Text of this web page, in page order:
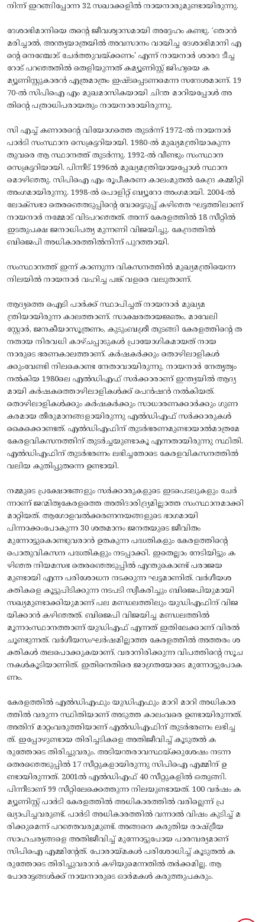
നിന്ന് ഇറങ്ങിപ്പോന്ന 32 സഖാക്കളിൽ നായനാരുമുണ്ടായിരുന്നു.
​​ദേശാഭിമാനിയെ തന്റെ ജീവശ്വാസമായി അദ്ദേഹം കണ്ടു. ‘ഞാൻ
മരിച്ചാൽ, അന്ത്യയാത്രയിൽ അവസാനം വായിച്ച ദേശാഭിമാനി എ
ന്റെ നെഞ്ചോട് ചേർത്തുവയ്ക്കണം' എന്ന് നായനാർ ശാരദ ടീച്ച
റോട് പറഞ്ഞതിൽ തെളിയുന്നത് കമ്യൂണിസ്റ്റ് ജിഹ്വയെ ക
മ്യൂണിസ്റ്റുകാരൻ എത്രമാത്രം ഇഷ്ടപ്പെടണമെന്ന സന്ദേശമാണ്. 19
70-ൽ സിപിഐ എം മുഖമാസികയായി ചിന്ത മാറിയപ്പോൾ അ
തിന്റെ പത്രാധിപരായതും നായനാരായിരുന്നു.
​സി എച്ച് കണാരന്റെ വിയോഗത്തെ തുടർന്ന് 1972-ൽ നായനാർ
പാർടി സംസ്ഥാന സെക്രട്ടറിയായി. 1980-ൽ മുഖ്യമന്ത്രിയാകുന്ന
തുവരെ ആ സ്ഥാനത്ത് തുടർന്നു. 1992-ൽ വീണ്ടും സംസ്ഥാന
സെക്രട്ടറിയായി. പിന്നീട് 1996ൽ മുഖ്യമന്ത്രിയായപ്പോൾ സ്ഥാന
മൊഴിഞ്ഞു. സിപിഐ എം രൂപീകരണ കാലംമുതൽ കേന്ദ്ര കമ്മിറ്റി
അംഗമായിരുന്നു. 1998-ൽ പൊളിറ്റ് ബ്യൂറോ അംഗമായി. 2004-ൽ
ലോക്‌സഭാ തെരഞ്ഞെടുപ്പിന്റെ വോട്ടെടുപ്പ് കഴിഞ്ഞ ഘട്ടത്തിലാണ്
നായനാർ നമ്മോട് വിടപറഞ്ഞത്. അന്ന് കേരളത്തിൽ 18 സീറ്റിൽ
ഇടതുപക്ഷ ജനാധിപത്യ മുന്നണി വിജയിച്ചു. കേന്ദ്രത്തിൽ
ബിജെപി അധികാരത്തിൽനിന്ന് പുറത്തായി.
​സംസ്ഥാനത്ത് ഇന്ന് കാണുന്ന വികസനത്തിൽ മുഖ്യമന്ത്രിയെന്ന
നിലയിൽ നായനാർ വഹിച്ച പങ്ക് വളരെ വലുതാണ്.
ആദ്യത്തെ ഐടി പാർക്ക് സ്ഥാപിച്ചത് നായനാർ മുഖ്യമ
ന്ത്രിയായിരുന്ന കാലത്താണ്. സാക്ഷരതായജ്ഞം, മാവേലി
സ്റ്റോർ, ജനകീയാസൂത്രണം, കുടുംബശ്രീ തുടങ്ങി കേരളത്തിന്റെ ത
നതായ നിരവധി കാഴ്‌ചപ്പാടുകൾ പ്രായോഗികമായത് നായ
നാരുടെ ഭരണകാലത്താണ്. കർഷകർക്കും തൊഴിലാളികൾ
ക്കുംവേണ്ടി നിലകൊണ്ട നേതാവായിരുന്നു. നായനാർ നേതൃത്വം
നൽകിയ 1980ലെ എൽഡിഎഫ് സർക്കാരാണ് ഇന്ത്യയിൽ ആദ്യ
മായി കർഷകത്തൊഴിലാളികൾക്ക് പെൻഷൻ നൽകിയത്.
തൊഴിലാളികൾക്കും കർഷകർക്കും സാധാരണക്കാർക്കും ഗുണ
കരമായ തീരുമാനങ്ങളായിരുന്നു എൽഡിഎഫ് സർക്കാരുകൾ
കൈക്കൊണ്ടത്. എൽഡിഎഫിന് തുടർഭരണമുണ്ടായാൽമാത്രമേ
കേരളവികസനത്തിന് തുടർച്ചയുണ്ടാകൂ എന്നതായിരുന്നു സ്ഥിതി.
എൽഡിഎഫിന് തുടർഭരണം ലഭിച്ചതോടെ കേരളവികസനത്തിൽ
വലിയ കുതിപ്പുതന്നെ ഉണ്ടായി.
​നമ്മുടെ പ്രക്ഷോഭങ്ങളും സർക്കാരുകളുടെ ഇടപെടലുകളും ചേർ
ന്നാണ് ജന്മിത്വകേരളത്തെ അതിദാരിദ്ര്യമില്ലാത്ത സംസ്ഥാനമാക്കി
മാറ്റിയത്. ആഗോളവൽക്കരണനയങ്ങളുടെ ഭാഗമായി
പിന്നാക്കംപോകുന്ന 30 ശതമാനം ജനതയുടെ ജീവിതം
മുന്നോട്ടുകൊണ്ടുവരാൻ ഉതകുന്ന പദ്ധതികളും കേരളത്തിന്റെ
പൊതുവികസന പദ്ധതികളും നടപ്പാക്കി. ഇതെല്ലാം നേടിയിട്ടും ക
ഴിഞ്ഞ നിയമസഭ തെരഞ്ഞെടുപ്പിൽ എന്തുകൊണ്ട് പരാജയ
മുണ്ടായി എന്ന പരിശോധന നടക്കുന്ന ഘട്ടമാണിത്‌. വർഗീയശ
ക്തികളെ കൂട്ടുപിടിക്കുന്ന നടപടി സ്വീകരിച്ചും ബിജെപിയുമായി
സഖ്യമുണ്ടാക്കിയുമാണ് പല മണ്ഡലത്തിലും യുഡിഎഫിന് വിജ
യിക്കാൻ കഴിഞ്ഞത്. ബിജെപി വിജയിച്ച മണ്ഡലത്തിൽ
മൂന്നാംസ്ഥാനത്താണ് യുഡിഎഫ് എന്നത് ഇതിലേക്കാണ് വിരൽ
ചൂണ്ടുന്നത്. വർഗീയസംഘർഷമില്ലാത്ത കേരളത്തിൽ അത്തരം ശ
ക്തികൾ തലപൊക്കുകയാണ്. വരാനിരിക്കുന്ന വിപത്തിന്റെ സൂച
നകൾകൂടിയാണിത്. ഇതിനെതിരെ ജാഗ്രതയോടെ മുന്നോട്ടുപോക
ണം.
​കേരളത്തിൽ എൽഡിഎഫും യുഡിഎഫും മാറി മാറി അധികാര
ത്തിൽ വരുന്ന സ്ഥിതിയാണ് അടുത്ത കാലംവരെ ഉണ്ടായിരുന്നത്.
അതിന് മാറ്റംവരുത്തിയാണ് എൽഡിഎഫിന് തുടർഭരണം ലഭിച്ച
ത്. ഇപ്പോഴുണ്ടായ തിരിച്ചടികളെ അതിജീവിച്ച് കൂടുതൽ ക
രുത്തോടെ തിരിച്ചുവരും. അടിയന്തരാവസ്ഥയ്‌ക്കുശേഷം നടന്ന
തെരഞ്ഞെടുപ്പിൽ 17 സീറ്റുകളായിരുന്നു സിപിഐ എമ്മിന്‌ ഉ
ണ്ടായിരുന്നത്. 2001ൽ എൽഡിഎഫ്‌ 40 സീറ്റുകളിൽ ഒതുങ്ങി.
പിന്നീടാണ് 99 സീറ്റിലേക്കെത്തുന്ന നിലയുണ്ടായത്. 100 വർഷം ക
മ്യൂണിസ്റ്റ് പാർടി കേരളത്തിൽ അധികാരത്തിൽ വരില്ലെന്ന് പ്ര
ഖ്യാപിച്ചവരുണ്ട്. പാർടി അധികാരത്തിൽ വന്നാൽ വിഷം കുടിച്ച് മ
രിക്കുമെന്ന് പറഞ്ഞവരുമുണ്ട്. അങ്ങനെ കരുതിയ രാഷ്ട്രീയ
സാഹചര്യങ്ങളെ അതിജീവിച്ച് മുന്നോട്ടുപോയ പാരമ്പര്യമാണ്
സിപിഐ എമ്മിന്റേത്‌. പോരായ്‌മകൾ പരിശോധിച്ച് കൂടുതൽ ക
രുത്തോടെ തിരിച്ചുവരാൻ കഴിയുമെന്നതിൽ തർക്കമില്ല. ആ
പോരാട്ടങ്ങൾക്ക്‌ നായനാരുടെ ഓർമകൾ കരുത്തുപകരും.